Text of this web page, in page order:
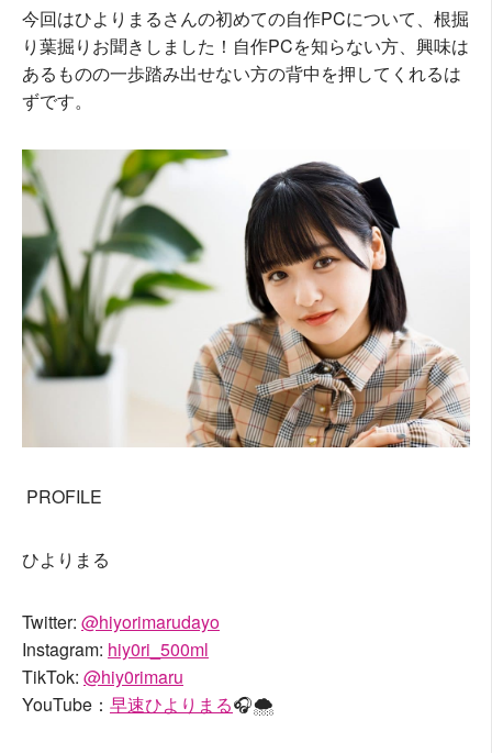
今回はひよりまるさんの初めての自作PCについて、根掘
り葉掘りお聞きしました！自作PCを知らない方、興味は
あるものの一歩踏み出せない方の背中を押してくれるは
ずです。
PROFILE
ひよりまる
Twitter: @hiyorimarudayo
Instagram: hiy0ri_500ml
TikTok: @hiy0rimaru
YouTube： 早速ひよりまる🎧🌨